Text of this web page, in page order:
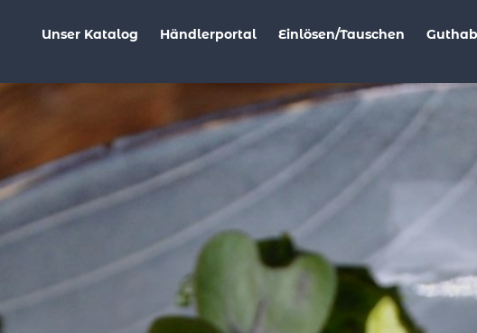
Unser Katalog Händlerportal Einlösen/Tauschen